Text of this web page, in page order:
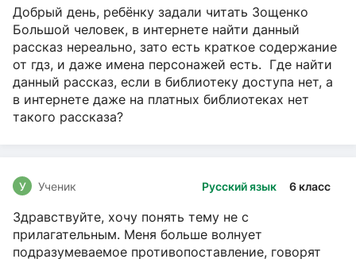
Добрый день, ребёнку задали читать Зощенко
Большой человек, в интернете найти данный
рассказ нереально, зато есть краткое содержание
от гдз, и даже имена персонажей есть. Где найти
данный рассказ, если в библиотеку доступа нет, а
в интернете даже на платных библиотеках нет
такого рассказа?
Русский язык 6 класс
У Ученик
Здравствуйте, хочу понять тему не с
прилагательным. Меня больше волнует
подразумеваемое противопоставление, говорят